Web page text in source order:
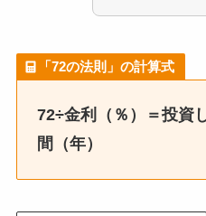
「72の法則」の計算式
72÷金利（％）＝投資
間（年）